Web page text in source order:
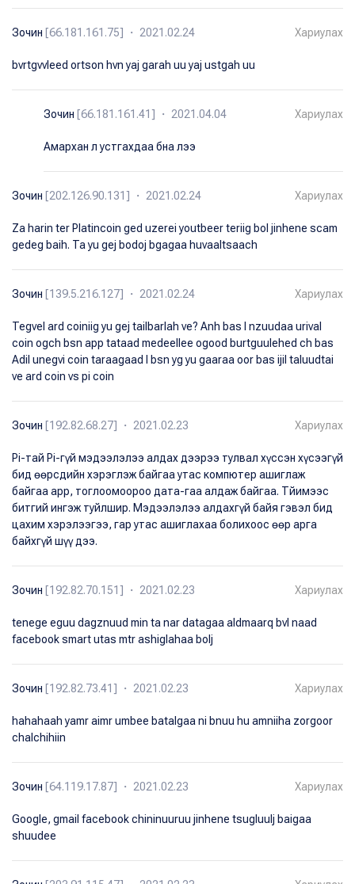
Зочин [66.181.161.75] ・ 2021.02.24 Хариулах
bvrtgvvleed ortson hvn yaj garah uu yaj ustgah uu
Зочин [66.181.161.41] ・ 2021.04.04 Хариулах
Амархан л устгахдаа бна лээ
Зочин [202.126.90.131] ・ 2021.02.24 Хариулах
Za harin ter Platincoin ged uzerei youtbeer teriig bol jinhene scam
gedeg baih. Ta yu gej bodoj bgagaa huvaaltsaach
Зочин [139.5.216.127] ・ 2021.02.24 Хариулах
Tegvel ard coiniig yu gej tailbarlah ve? Anh bas l nzuudaa urival
coin ogch bsn app tataad medeellee ogood burtguulehed ch bas
Adil unegvi coin taraagaad l bsn yg yu gaaraa oor bas ijil taluudtai
ve ard coin vs pi coin
Зочин [192.82.68.27] ・ 2021.02.23 Хариулах
Pi-тай Pi-гүй мэдээлэлээ алдах дээрээ тулвал хүссэн хүсээгүй
бид өөрсдийн хэрэглэж байгаа утас компютер ашиглаж
байгаа арр, тоглоомоороо дата-гаа алдаж байгаа. Тйимээс
битгий ингэж туйлшир. Мэдээлэлээ алдахгүй байя гэвэл бид
цахим хэрэлээгээ, гар утас ашиглахаа болихоос өөр арга
байхгүй шүү дээ.
Зочин [192.82.70.151] ・ 2021.02.23 Хариулах
tenege eguu dagznuud min ta nar datagaa aldmaarq bvl naad
facebook smart utas mtr ashiglahaa bolj
Зочин [192.82.73.41] ・ 2021.02.23 Хариулах
hahahaah yamr aimr umbee batalgaa ni bnuu hu amniiha zorgoor
chalchihiin
Зочин [64.119.17.87] ・ 2021.02.23 Хариулах
Google, gmail facebook chininuuruu jinhene tsugluulj baigaa
shuudee